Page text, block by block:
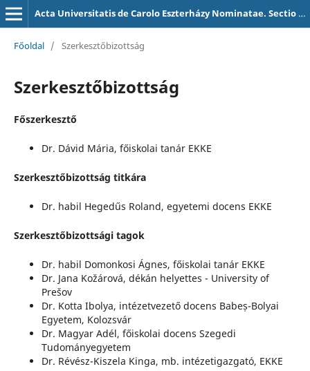
Acta Universitatis de Carolo Eszterházy Nominatae. Sectio Pedagogiae Specialis.
Főoldal / Szerkesztőbizottság
Szerkesztőbizottság
Főszerkesztő
Dr. Dávid Mária, főiskolai tanár EKKE
Szerkesztőbizottság titkára
Dr. habil Hegedűs Roland, egyetemi docens EKKE
Szerkesztőbizottsági tagok
Dr. habil Domonkosi Ágnes, főiskolai tanár EKKE
Dr. Jana Kožárová, dékán helyettes - University of
Prešov
Dr. Kotta Ibolya, intézetvezető docens Babeș-Bolyai
Egyetem, Kolozsvár
Dr. Magyar Adél, főiskolai docens Szegedi
Tudományegyetem
Dr. Révész-Kiszela Kinga, mb. intézetigazgató, EKKE